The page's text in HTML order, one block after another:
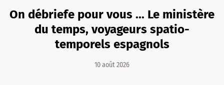
On débriefe pour vous ... Le ministère
du temps, voyageurs spatio-
temporels espagnols
10 août 2026